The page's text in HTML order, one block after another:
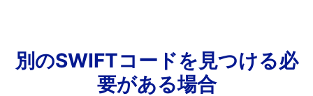
別のSWIFTコードを見つける必
要がある場合